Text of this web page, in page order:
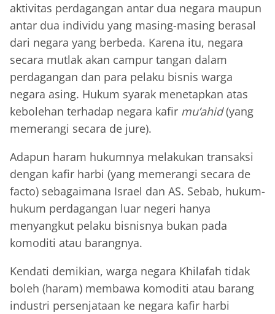
aktivitas perdagangan antar dua negara maupun
antar dua individu yang masing-masing berasal
dari negara yang berbeda. Karena itu, negara
secara mutlak akan campur tangan dalam
perdagangan dan para pelaku bisnis warga
negara asing. Hukum syarak menetapkan atas
kebolehan terhadap negara kafir mu’ahid(yang
memerangi secara de jure).
Adapun haram hukumnya melakukan transaksi
dengan kafir harbi (yang memerangi secara de
facto) sebagaimana Israel dan AS. Sebab, hukum-
hukum perdagangan luar negeri hanya
menyangkut pelaku bisnisnya bukan pada
komoditi atau barangnya.
Kendati demikian, warga negara Khilafah tidak
boleh (haram) membawa komoditi atau barang
industri persenjataan ke negara kafir harbi